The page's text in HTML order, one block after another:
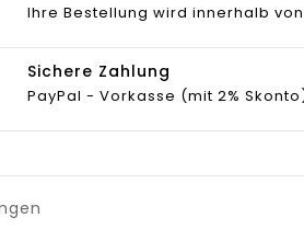
Ihre Bestellung wird innerhalb
Sichere Zahlung
PayPal - Vorkasse (mit 2%